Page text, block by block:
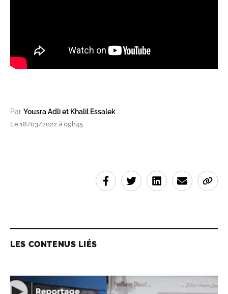
Par Yousra Adli et Khalil Essalek
Le 18/03/2022 à 09h45
LES CONTENUS LIÉS